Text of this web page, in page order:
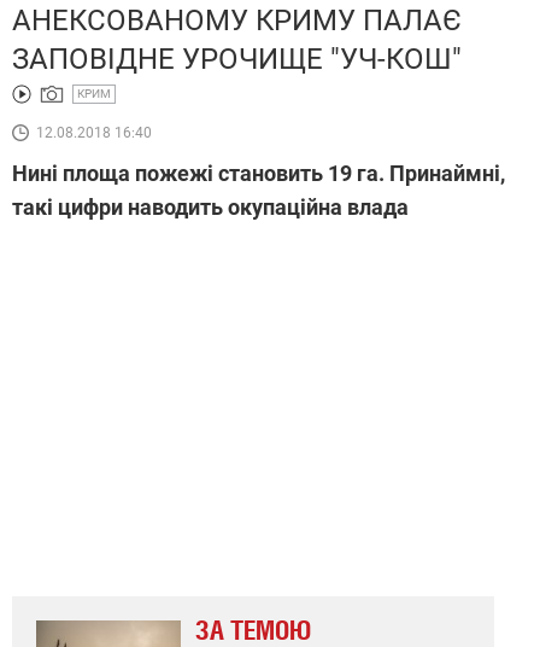
АНЕКСОВАНОМУ КРИМУ ПАЛАЄ
ЗАПОВІДНЕ УРОЧИЩЕ "УЧ-КОШ"
КРИМ
12.08.2018 16:40
Нині площа пожежі становить 19 га. Принаймні,
такі цифри наводить окупаційна влада
ЗА ТЕМОЮ